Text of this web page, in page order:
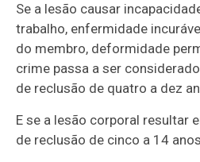
Se a lesão causar
trabalho, enfermidade
do membro, deformidade
crime passa a ser
de reclusão de quatro a dez
E se a lesão corporal resultar
de reclusão de cinco a 14